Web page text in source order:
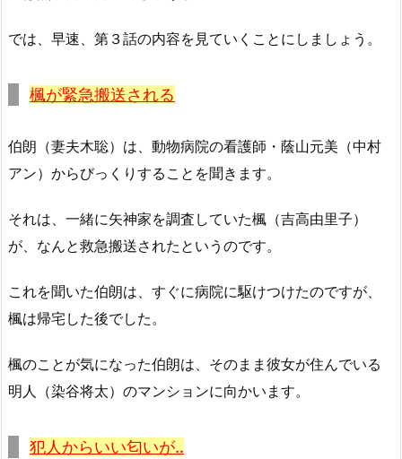
では、早速、第３話の内容を見ていくことにしましょう。
楓が緊急搬送される
伯朗（妻夫木聡）は、動物病院の看護師・蔭山元美（中村
アン）からびっくりすることを聞きます。
それは、一緒に矢神家を調査していた楓（吉高由里子）
が、なんと救急搬送されたというのです。
これを聞いた伯朗は、すぐに病院に駆けつけたのですが、
楓は帰宅した後でした。
楓のことが気になった伯朗は、そのまま彼女が住んでいる
明人（染谷将太）のマンションに向かいます。
犯人からいい匂いが..